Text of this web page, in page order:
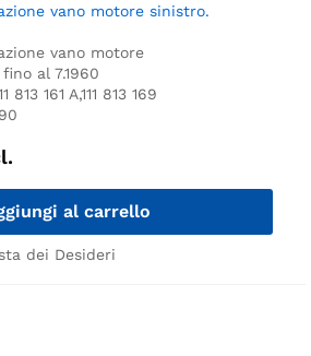
vano motore sinistro.
vano motore
al 7.1960
813 161 A,111 813 169
al carrello
dei Desideri